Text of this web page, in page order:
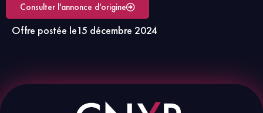
Consulter l'annonce d'origine
Offre postée le15 décembre 2024